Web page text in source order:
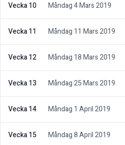
Vecka 10 Måndag 4 Mars 2019
Vecka 11 Måndag 11 Mars 2019
Vecka 12 Måndag 18 Mars 2019
Vecka 13 Måndag 25 Mars 2019
Vecka 14 Måndag 1 April 2019
Vecka 15 Måndag 8 April 2019